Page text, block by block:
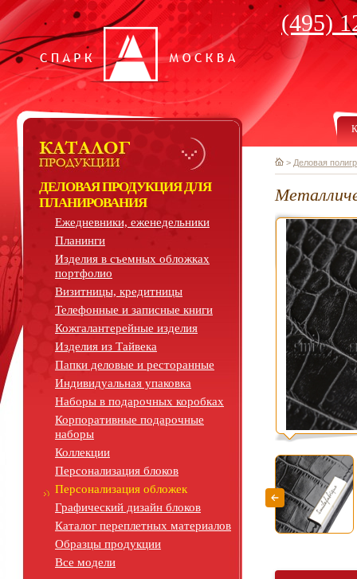
(495)
ДЕЛОВАЯ ПРОДУКЦИЯ ДЛЯ
ПЛАНИРОВАНИЯ
Ежедневники, еженедельники
Планинги
Изделия в съемных обложках
портфолио
Визитницы, кредитницы
Телефонные и записные книги
Кожгалантерейные изделия
Изделия из Тайвека
Папки деловые и ресторанные
Индивидуальная упаковка
Наборы в подарочных коробках
Корпоративные подарочные
наборы
Коллекции
Персонализация блоков
Персонализация обложек
Графический дизайн блоков
Каталог переплетных материалов
Образцы продукции
Все модели
> Деловая